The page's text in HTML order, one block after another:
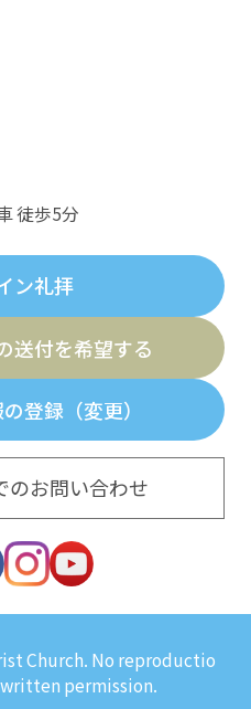
徒歩5分
ン礼拝
送付を希望する
登録（変更）
のお問い合わせ
Church. No reproductio
permission.